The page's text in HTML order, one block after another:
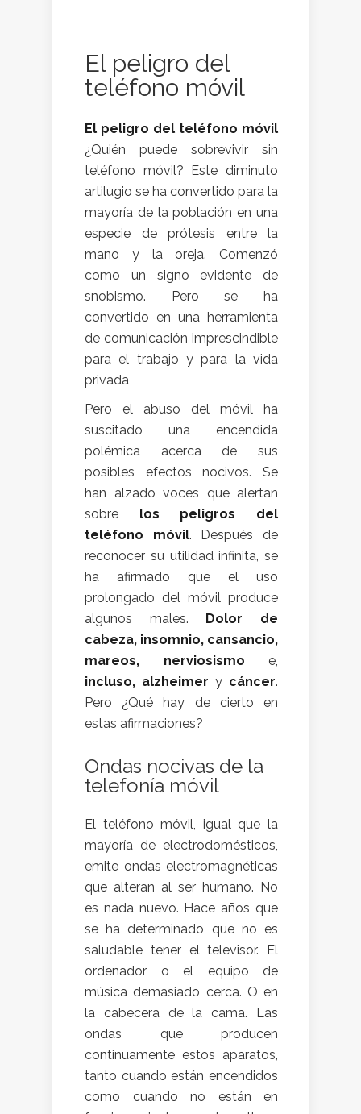
El peligro del
teléfono móvil
El peligro del teléfono móvil
¿Quién puede sobrevivir sin
teléfono móvil? Este diminuto
artilugio se ha convertido para la
mayoría de la población en una
especie de prótesis entre la
mano y la oreja. Comenzó
como un signo evidente de
snobismo. Pero se ha
convertido en una herramienta
de comunicación imprescindible
para el trabajo y para la vida
privada
Pero el abuso del móvil ha
suscitado una encendida
polémica acerca de sus
posibles efectos nocivos. Se
han alzado voces que alertan
sobre los peligros del
teléfono móvil. Después de
reconocer su utilidad infinita, se
ha afirmado que el uso
prolongado del móvil produce
algunos males. Dolor de
cabeza, insomnio, cansancio,
mareos, nerviosismo e,
incluso, alzheimer y cáncer.
Pero ¿Qué hay de cierto en
estas afirmaciones?
Ondas nocivas de la
telefonía móvil
El teléfono móvil, igual que la
mayoría de electrodomésticos,
emite ondas electromagnéticas
que alteran al ser humano. No
es nada nuevo. Hace años que
se ha determinado que no es
saludable tener el televisor. El
ordenador o el equipo de
música demasiado cerca. O en
la cabecera de la cama. Las
ondas que producen
continuamente estos aparatos,
tanto cuando están encendidos
como cuando no están en